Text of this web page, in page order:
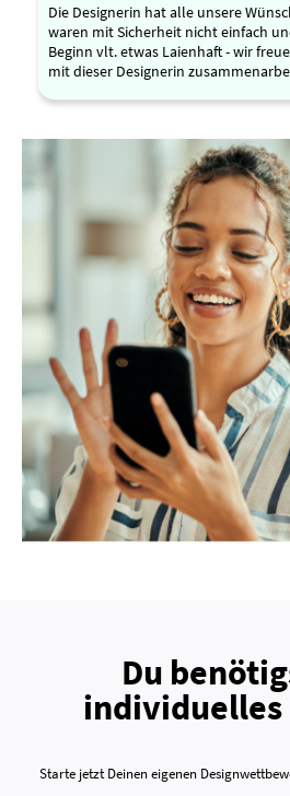
Die Designerin hat alle unsere
waren mit Sicherheit nicht einfach
Beginn vlt. etwas Laienhaft - wir
mit dieser Designerin
Du
individuelles
Starte jetzt Deinen eigenen